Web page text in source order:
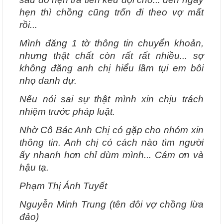
hẹn thì chồng cũng trốn đi theo vợ mất
rồi...
Mình đăng 1 tờ thông tin chuyển khoản,
nhưng thật chất còn rất rất nhiều... sợ
không đăng anh chị hiểu lầm tụi em bôi
nhọ danh dự.
Nếu nói sai sự thật mình xin chịu trách
nhiệm trước pháp luật.
Nhờ Cô Bác Anh Chị có gặp cho nhóm xin
thông tin. Anh chị có cách nào tìm người
ấy nhanh hơn chỉ dùm mình... Cám ơn và
hậu tạ.
Phạm Thị Ánh Tuyết
Nguyễn Minh Trung (tên đôi vợ chồng lừa
đảo)